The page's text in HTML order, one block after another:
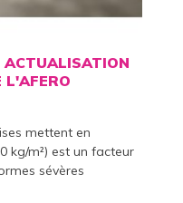
L'AFERO
mettent en
kg/m²) est un facteur
sévères